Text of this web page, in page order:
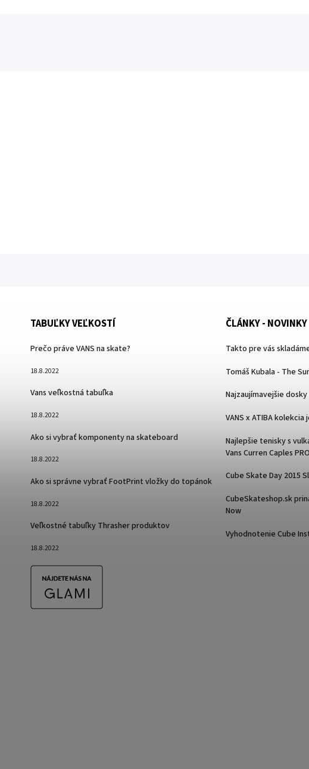
TABUĽKY VEĽKOSTÍ
Prečo práve VANS na skate?
18.8.2022
Vans veľkostná tabuľka
18.8.2022
Ako si vybrať komponenty na skateboard
18.8.2022
Ako si správne vybrať FootPrint vložky do topánok
18.8.2022
Veľkostné tabuľky Thrasher produktov
18.8.2022
ČLÁNKY - NOVINKY
Takto pre vás
Tomáš Kubala - The
Najzaujímavejšie
VANS x ATIBA kolekcia
Najlepšie tenisky s
Vans Curren Caples
Cube Skate Day 2015
CubeSkateshop.sk
Now
Vyhodnotenie Cube